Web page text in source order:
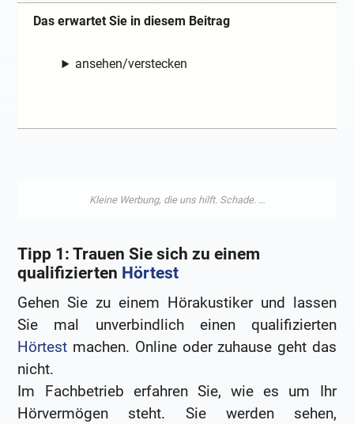
Das erwartet Sie in diesem Beitrag
ansehen/verstecken
Tipp 1: Trauen Sie sich zu einem
qualifizierten Hörtest
Gehen Sie zu einem Hörakustiker und lassen
Sie mal unverbindlich einen qualifizierten
Hörtest machen. Online oder zuhause geht das
nicht.
Im Fachbetrieb erfahren Sie, wie es um Ihr
Hörvermögen steht. Sie werden sehen,